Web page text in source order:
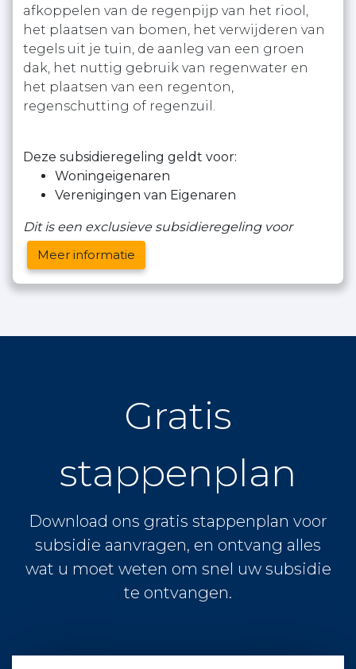
afkoppelen van de regenpijp van het riool,
het plaatsen van bomen, het verwijderen van
tegels uit je tuin, de aanleg van een groen
dak, het nuttig gebruik van regenwater en
het plaatsen van een regenton,
regenschutting of regenzuil.
Deze subsidieregeling geldt voor:
Woningeigenaren
Verenigingen van Eigenaren
Dit is een exclusieve subsidieregeling voor
Meer informatie
Gratis
stappenplan
Download ons gratis stappenplan voor
subsidie aanvragen, en ontvang alles
wat u moet weten om snel uw subsidie
te ontvangen.